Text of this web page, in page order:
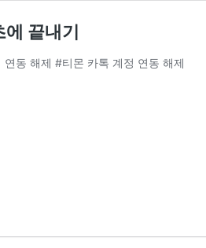
에 끝내기
동 해제 #티몬 카톡 계정 연동 해제